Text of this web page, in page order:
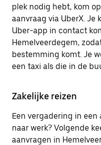
plek nodig hebt, kom
aanvraag via UberX. Je
Uber-app in contact
Hemelveerdegem,
bestemming komt. Je
een taxi als die in de
Zakelijke reizen
Een vergadering in
naar werk? Volgende
aanvragen in